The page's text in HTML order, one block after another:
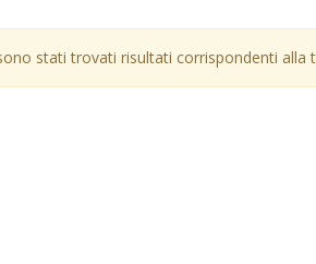
stati trovati risultati corrispondenti alla